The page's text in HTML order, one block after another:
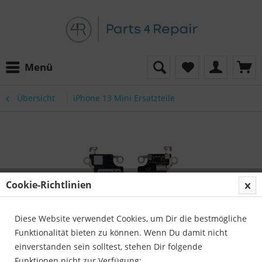
Menü
Übersicht iPhone 13 Mini Ersatzteile
Cookie-Richtlinien
Diese Website verwendet Cookies, um Dir die bestmögliche
Funktionalität bieten zu können. Wenn Du damit nicht
einverstanden sein solltest, stehen Dir folgende